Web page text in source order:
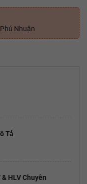
Nhuận
Tả
HLV Chuyên